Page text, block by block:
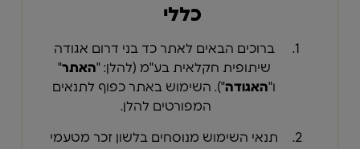
כללי
ברוכים הבאים לאתר כד בני דרום אגודה
שיתופית חקלאית בע"מ (להלן: "האתר"
ו"האגודה"). השימוש באתר כפוף לתנאים
המפורטים להלן.
תנאי השימוש מנוסחים בלשון זכר מטעמי